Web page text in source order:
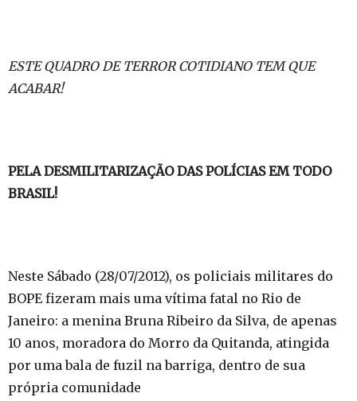
ESTE QUADRO DE TERROR COTIDIANO TEM QUE
ACABAR!
PELA DESMILITARIZAÇÃO DAS POLÍCIAS EM TODO
BRASIL!
Neste Sábado (28/07/2012), os policiais militares do
BOPE fizeram mais uma vítima fatal no Rio de
Janeiro: a menina Bruna Ribeiro da Silva, de apenas
10 anos, moradora do Morro da Quitanda, atingida
por uma bala de fuzil na barriga, dentro de sua
própria comunidade